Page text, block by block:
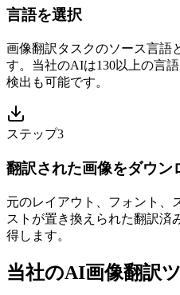
言語を選択
画像翻訳タスクのソース言語
す。当社のAIは130以上の言
検出も可能です。
ステップ3
翻訳された画像をダウン
元のレイアウト、フォント、
ストが置き換えられた翻訳済
得します。
当社のAI画像翻訳